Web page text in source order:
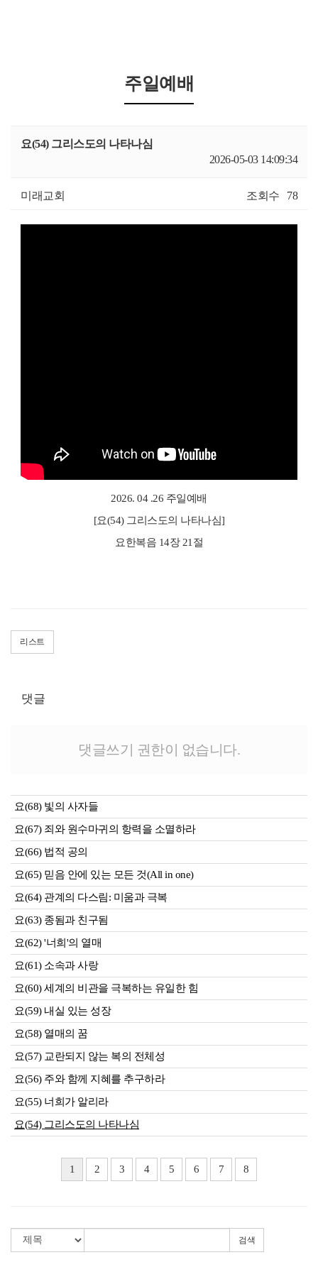
주일예배
요(54) 그리스도의 나타나심
2026-05-03 14:09:34
미래교회 조회수 78
2026. 04 .26 주일예배
[요(54) 그리스도의 나타나심]
요한복음 14장 21절
리스트
댓글
댓글쓰기 권한이 없습니다.
요(68) 빛의 사자들
요(67) 죄와 원수마귀의 항력을 소멸하라
요(66) 법적 공의
요(65) 믿음 안에 있는 모든 것(All in one)
요(64) 관계의 다스림: 미움과 극복
요(63) 종됨과 친구됨
요(62) '너희'의 열매
요(61) 소속과 사랑
요(60) 세계의 비관을 극복하는 유일한 힘
요(59) 내실 있는 성장
요(58) 열매의 꿈
요(57) 교란되지 않는 복의 전체성
요(56) 주와 함께 지혜를 추구하라
요(55) 너희가 알리라
요(54) 그리스도의 나타나심
1 2 3 4 5 6 7 8
검색